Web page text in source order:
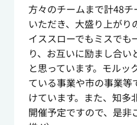
方々のチームまで計48
いただき、大盛り上が
イススローでもミスでも
り、お互いに励まし合
と思っています。モルッ
ている事業や市の事業
けています。また、知多
開催予定ですので、是非